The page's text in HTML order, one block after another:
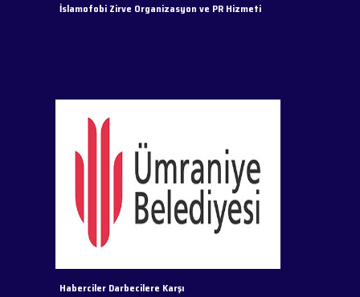
İslamofobi Zirve Organizasyon ve PR Hizmeti
Haberciler Darbecilere Karşı